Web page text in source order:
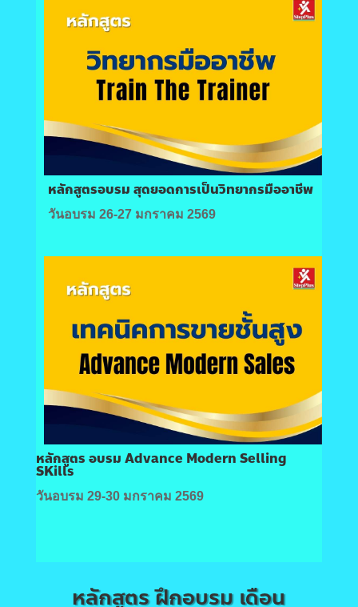
หลักสูตรอบรม สุดยอดการเป็นวิทยากรมืออาชีพ
วันอบรม 26-27 มกราคม 2569
หลักสูตร อบรม Advance Modern Selling
SKills
วันอบรม 29-30 มกราคม 2569
หลักสูตร ฝึกอบรม เดือน